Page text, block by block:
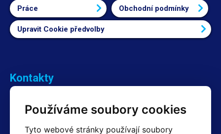
Používáme soubory cookies
Tyto webové stránky používají soubory
Práce Obchodní podmínky
Upravit Cookie předvolby
Kontakty
+420 603 357 606 +420 605 234 204